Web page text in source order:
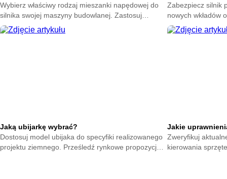
Wybierz właściwy rodzaj mieszanki napędowej do
silnika swojej maszyny budowlanej. Zastosuj
optymalną ciecz i zapobiegaj awariom układu
wtryskowego.
Zabezpiecz silnik
nowych wkładów
bariery wymagają
maszyny.
Jaką ubijarkę wybrać?
Dostosuj model ubijaka do specyfiki realizowanego
projektu ziemnego. Prześledź rynkowe propozycje i
Jakie
Zweryfikuj
kierowania